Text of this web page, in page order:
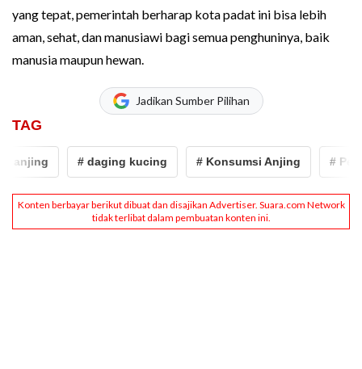
yang tepat, pemerintah berharap kota padat ini bisa lebih
aman, sehat, dan manusiawi bagi semua penghuninya, baik
manusia maupun hewan.
Jadikan Sumber Pilihan
TAG
# daging kucing # Konsumsi Anjing # Pergub